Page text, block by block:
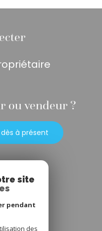
ou vendeur ?
à présent
site
pendant
des